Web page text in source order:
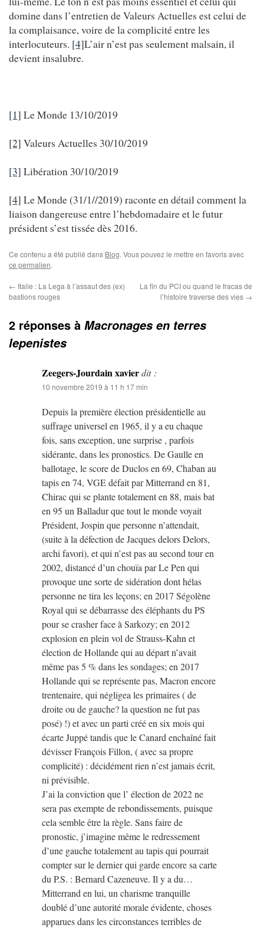
domine dans l’entretien de Valeurs Actuelles est celui de
la complaisance, voire de la complicité entre les
interlocuteurs. [4]L’air n’est pas seulement malsain, il
devient insalubre.
[1] Le Monde 13/10/2019
[2] Valeurs Actuelles 30/10/2019
[3] Libération 30/10/2019
[4] Le Monde (31/1//2019) raconte en détail comment la
liaison dangereuse entre l’hebdomadaire et le futur
président s’est tissée dès 2016.
Ce contenu a été publié dans Blog. Vous pouvez le mettre en favoris avec
ce permalien.
← Italie : La Lega à l’assaut des (ex)
bastions rouges
La fin du PCI ou quand le fracas de
l’histoire traverse des vies →
2 réponses à Macronages en terres
lepenistes
Zeegers-Jourdain xavierdit :
10 novembre 2019 à 11 h 17 min
Depuis la première élection présidentielle au
suffrage universel en 1965, il y a eu chaque
fois, sans exception, une surprise , parfois
sidérante, dans les pronostics. De Gaulle en
ballotage, le score de Duclos en 69, Chaban au
tapis en 74, VGE défait par Mitterrand en 81,
Chirac qui se plante totalement en 88, mais bat
en 95 un Balladur que tout le monde voyait
Président, Jospin que personne n’attendait,
(suite à la défection de Jacques delors Delors,
archi favori), et qui n’est pas au second tour en
2002, distancé d’un chouïa par Le Pen qui
provoque une sorte de sidération dont hélas
personne ne tira les leçons; en 2017 Ségolène
Royal qui se débarrasse des éléphants du PS
pour se crasher face à Sarkozy; en 2012
explosion en plein vol de Strauss-Kahn et
élection de Hollande qui au départ n’avait
même pas 5 % dans les sondages; en 2017
Hollande qui se représente pas, Macron encore
trentenaire, qui négligea les primaires ( de
droite ou de gauche? la question ne fut pas
posé) !) et avec un parti créé en six mois qui
écarte Juppé tandis que le Canard enchaîné fait
dévisser François Fillon, ( avec sa propre
complicité) : décidément rien n’est jamais écrit,
ni prévisible.
J’ai la conviction que l’ élection de 2022 ne
sera pas exempte de rebondissements, puisque
cela semble être la règle. Sans faire de
pronostic, j’imagine même le redressement
d’une gauche totalement au tapis qui pourrait
compter sur le dernier qui garde encore sa carte
du P.S. : Bernard Cazeneuve. Il y a du…
Mitterrand en lui, un charisme tranquille
doublé d’une autorité morale évidente, choses
apparues dans les circonstances terribles de